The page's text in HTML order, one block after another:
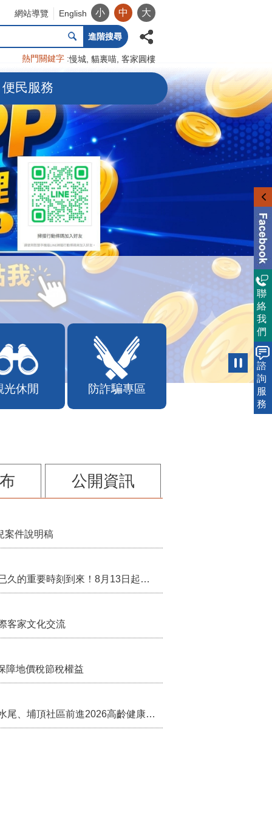
網站導覽 English 小 中 大
進階搜尋
熱門關鍵字 慢城 貓裏喵 客家圓樓
便民服務
光休閒 防詐騙專區
公開資訊
案件說明稿
行政院核定西拉雅族為平埔原住民族群 盼望已久的重要時刻到來！8月13日起受理民族成員名冊登記
客家文化交流
障地價稅節稅權益
苗栗農村綠色照顧成果登上全國舞台！ 後龍水尾、埔頂社區前進2026高齡健康產業博覽會
聯
絡
我
們
諮
詢
服
務